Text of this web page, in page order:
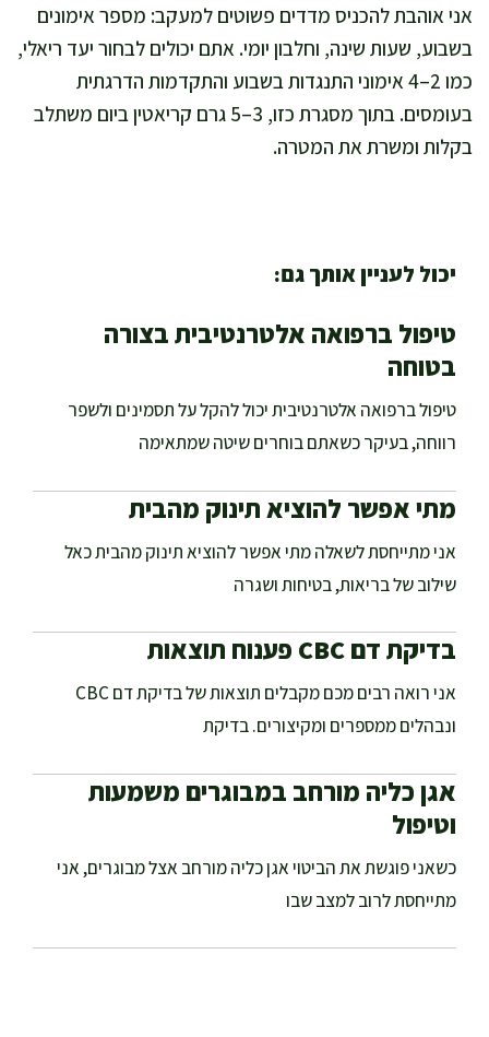
אני אוהבת להכניס מדדים פשוטים למעקב: מספר אימונים
בשבוע, שעות שינה, וחלבון יומי. אתם יכולים לבחור יעד ריאלי,
כמו 2–4 אימוני התנגדות בשבוע והתקדמות הדרגתית
בעומסים. בתוך מסגרת כזו, 3–5 גרם קריאטין ביום משתלב
בקלות ומשרת את המטרה.
יכול לעניין אותך גם:
טיפול ברפואה אלטרנטיבית בצורה
בטוחה
טיפול ברפואה אלטרנטיבית יכול להקל על תסמינים ולשפר
רווחה, בעיקר כשאתם בוחרים שיטה שמתאימה
מתי אפשר להוציא תינוק מהבית
אני מתייחסת לשאלה מתי אפשר להוציא תינוק מהבית כאל
שילוב של בריאות, בטיחות ושגרה
בדיקת דם CBC פענוח תוצאות
אני רואה רבים מכם מקבלים תוצאות של בדיקת דם CBC
ונבהלים ממספרים ומקיצורים. בדיקת
אגן כליה מורחב במבוגרים משמעות
וטיפול
כשאני פוגשת את הביטוי אגן כליה מורחב אצל מבוגרים, אני
מתייחסת לרוב למצב שבו